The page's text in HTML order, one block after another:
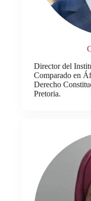
Director del
Comparado en
Derecho
Pretoria.